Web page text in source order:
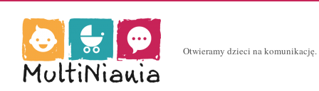
Otwieramy dzieci na